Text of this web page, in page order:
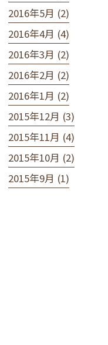
2016年5月 (2)
2016年4月 (4)
2016年3月 (2)
2016年2月 (2)
2016年1月 (2)
2015年12月 (3)
2015年11月 (4)
2015年10月 (2)
2015年9月 (1)